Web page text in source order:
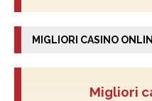
MIGLIORI CASINO
Migliori